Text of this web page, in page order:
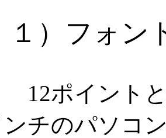
１）フォン
12ポイント
ンチのパソコ